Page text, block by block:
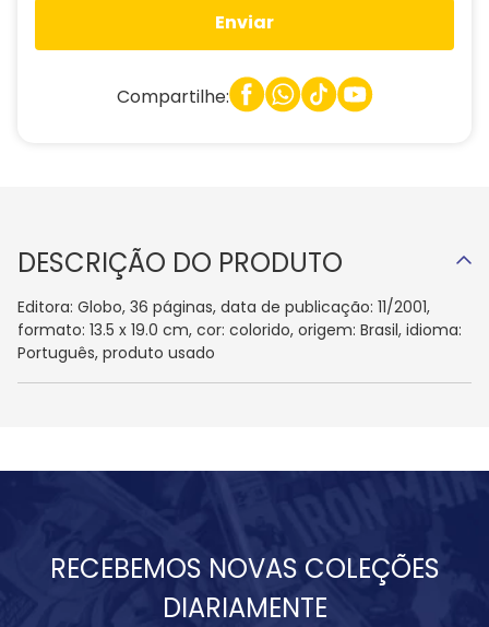
Enviar
Compartilhe:
DESCRIÇÃO DO PRODUTO
Editora: Globo, 36 páginas, data de publicação: 11/2001,
formato: 13.5 x 19.0 cm, cor: colorido, origem: Brasil, idioma:
Português, produto usado
RECEBEMOS NOVAS COLEÇÕES
DIARIAMENTE